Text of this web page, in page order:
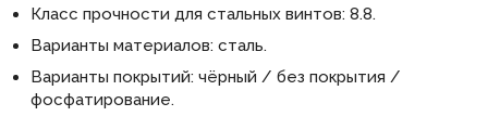
Класс прочности для стальных винтов: 8.8.
Варианты материалов: сталь.
Варианты покрытий: чёрный / без покрытия /
фосфатирование.